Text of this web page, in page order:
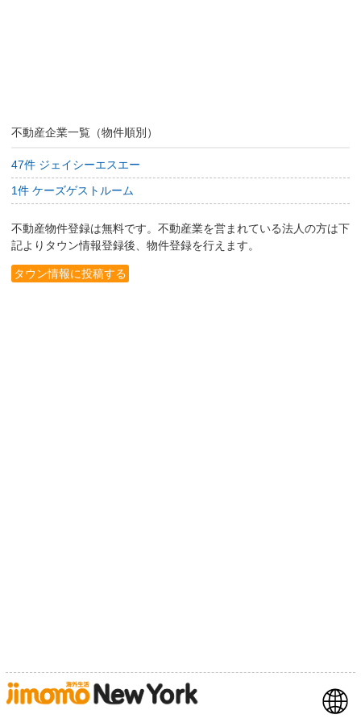
不動産企業一覧（物件順別）
47件 ジェイシーエスエー
1件 ケーズゲストルーム
不動産物件登録は無料です。不動産業を営まれている法人の方は下
記よりタウン情報登録後、物件登録を行えます。
タウン情報に投稿する